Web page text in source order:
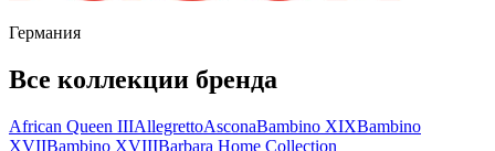
Германия
Все коллекции бренда
African Queen IIIAllegrettoAsconaBambino XIXBambino
XVIIBambino XVIIIBarbara Home Collection